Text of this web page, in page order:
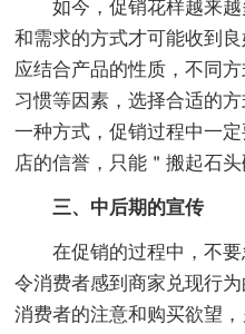
如今，促销花样越来
和需求的方式才可能收到
应结合产品的性质，不同
习惯等因素，选择合适的
一种方式，促销过程中一
店的信誉，只能＂搬起石头
三、中后期的宣传
在促销的过程中，不
令消费者感到商家兑现行
消费者的注意和购买欲望